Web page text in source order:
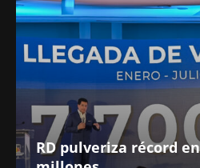
RD pulveriza récord